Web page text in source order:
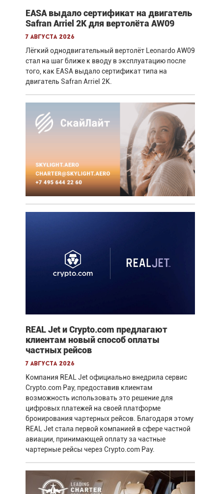
EASA выдало сертификат на двигатель
Safran Arriel 2K для вертолёта AW09
7 августа 2026
Лёгкий однодвигательный вертолёт Leonardo AW09
стал на шаг ближе к вводу в эксплуатацию после
того, как EASA выдало сертификат типа на
двигатель Safran Arriel 2K.
REAL Jet и Crypto.com предлагают
клиентам новый способ оплаты
частных рейсов
7 августа 2026
Компания REAL Jet официально внедрила сервис
Crypto.com Pay, предоставив клиентам
возможность использовать это решение для
цифровых платежей на своей платформе
бронирования чартерных рейсов. Благодаря этому
REAL Jet стала первой компанией в сфере частной
авиации, принимающей оплату за частные
чартерные рейсы через Crypto.com Pay.